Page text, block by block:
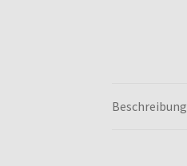
Beschreibung